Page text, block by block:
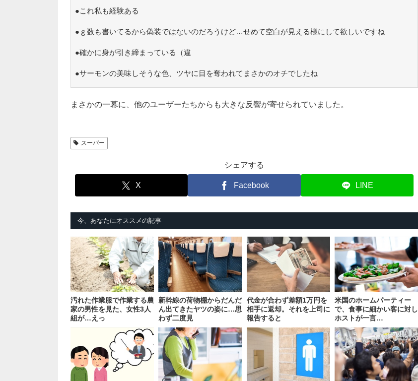
●これ私も経験ある
●ｇ数も書いてるから偽装ではないのだろうけど…せめて空白が見える様にして欲しいですね
●確かに身が引き締まっている（違
●サーモンの美味しそうな色、ツヤに目を奪われてまさかのオチでしたね
まさかの一幕に、他のユーザーたちからも大きな反響が寄せられていました。
スーパー
シェアする
X Facebook LINE
今、あなたにオススメの記事
汚れた作業服で作業する農
家の男性を見た、女性3人
組が…えっ
新幹線の荷物棚からだんだ
ん出てきたヤツの姿に…思
わず二度見
代金が合わず差額1万円を
相手に返却。それを上司に
報告すると
米国のホームパーティー
で、食事に細かい客に対し
ホストが一言…